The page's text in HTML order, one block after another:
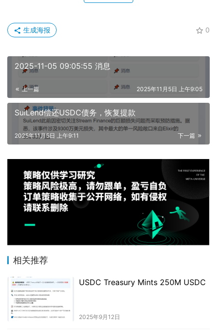
0
生成海报
2025-11-05 09:05:55 消息
上一篇 2025年11月5日 上午9:05
SuiLend偿还USDC债务，恢复提款
下一篇
2025年11月5日 上午9:11
相关推荐
USDC Treasury Mints 250M USDC
2025年9月12日